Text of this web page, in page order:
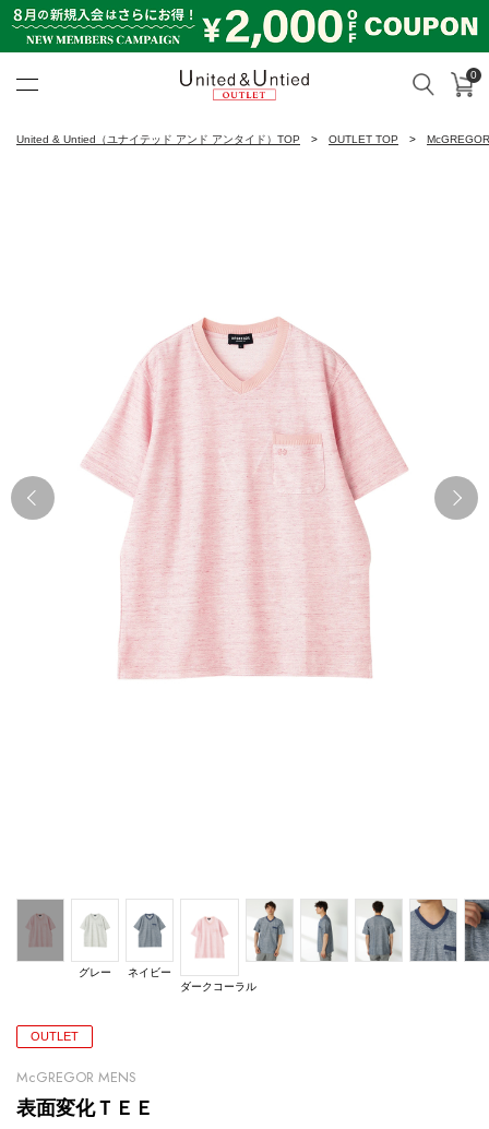
検索 カ
0
United & Untied（ユナイテッド アンド アンタイド）TOP OUTLET TOP
グレー
ネイビー
ダークコーラル
OUTLET
McGREGOR MENS
表面変化ＴＥＥ